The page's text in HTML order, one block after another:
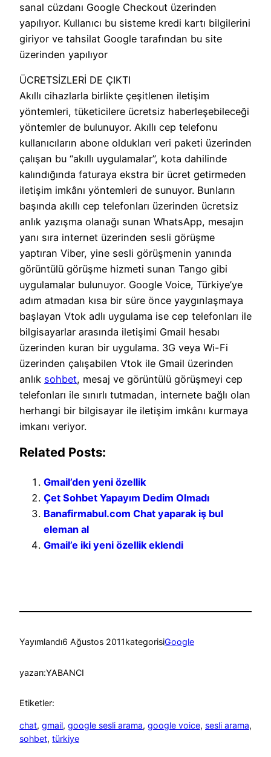
sanal cüzdanı Google Checkout üzerinden
yapılıyor. Kullanıcı bu sisteme kredi kartı bilgilerini
giriyor ve tahsilat Google tarafından bu site
üzerinden yapılıyor
ÜCRETSİZLERİ DE ÇIKTI
Akıllı cihazlarla birlikte çeşitlenen iletişim
yöntemleri, tüketicilere ücretsiz haberleşebileceği
yöntemler de bulunuyor. Akıllı cep telefonu
kullanıcıların abone oldukları veri paketi üzerinden
çalışan bu “akıllı uygulamalar”, kota dahilinde
kalındığında faturaya ekstra bir ücret getirmeden
iletişim imkânı yöntemleri de sunuyor. Bunların
başında akıllı cep telefonları üzerinden ücretsiz
anlık yazışma olanağı sunan WhatsApp, mesajın
yanı sıra internet üzerinden sesli görüşme
yaptıran Viber, yine sesli görüşmenin yanında
görüntülü görüşme hizmeti sunan Tango gibi
uygulamalar bulunuyor. Google Voice, Türkiye’ye
adım atmadan kısa bir süre önce yaygınlaşmaya
başlayan Vtok adlı uygulama ise cep telefonları ile
bilgisayarlar arasında iletişimi Gmail hesabı
üzerinden kuran bir uygulama. 3G veya Wi-Fi
üzerinden çalışabilen Vtok ile Gmail üzerinden
anlık sohbet, mesaj ve görüntülü görüşmeyi cep
telefonları ile sınırlı tutmadan, internete bağlı olan
herhangi bir bilgisayar ile iletişim imkânı kurmaya
imkanı veriyor.
Related Posts:
Gmail’den yeni özellik
Çet Sohbet Yapayım Dedim Olmadı
Banafirmabul.com Chat yaparak iş bul
eleman al
Gmail’e iki yeni özellik eklendi
Yayımlandı6 Ağustos 2011kategorisiGoogle
yazarı:YABANCI
Etiketler:
chat, gmail, google sesli arama, google voice, sesli arama
sohbet, türkiye